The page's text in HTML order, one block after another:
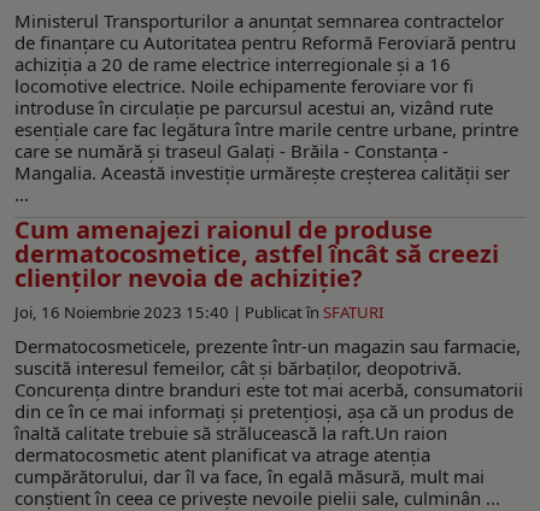
Ministerul Transporturilor a anunțat semnarea contractelor
de finanțare cu Autoritatea pentru Reformă Feroviară pentru
achiziția a 20 de rame electrice interregionale și a 16
locomotive electrice. Noile echipamente feroviare vor fi
introduse în circulație pe parcursul acestui an, vizând rute
esențiale care fac legătura între marile centre urbane, printre
care se numără și traseul Galați - Brăila - Constanța -
Mangalia. Această investiție urmărește creșterea calității ser
...
Cum amenajezi raionul de produse
dermatocosmetice, astfel încât să creezi
clienților nevoia de achiziție?
Joi, 16 Noiembrie 2023 15:40 | Publicat în SFATURI
Dermatocosmeticele, prezente într-un magazin sau farmacie,
suscită interesul femeilor, cât și bărbaților, deopotrivă.
Concurența dintre branduri este tot mai acerbă, consumatorii
din ce în ce mai informați și pretențioși, așa că un produs de
înaltă calitate trebuie să strălucească la raft.Un raion
dermatocosmetic atent planificat va atrage atenția
cumpărătorului, dar îl va face, în egală măsură, mult mai
conștient în ceea ce privește nevoile pielii sale, culminân ...